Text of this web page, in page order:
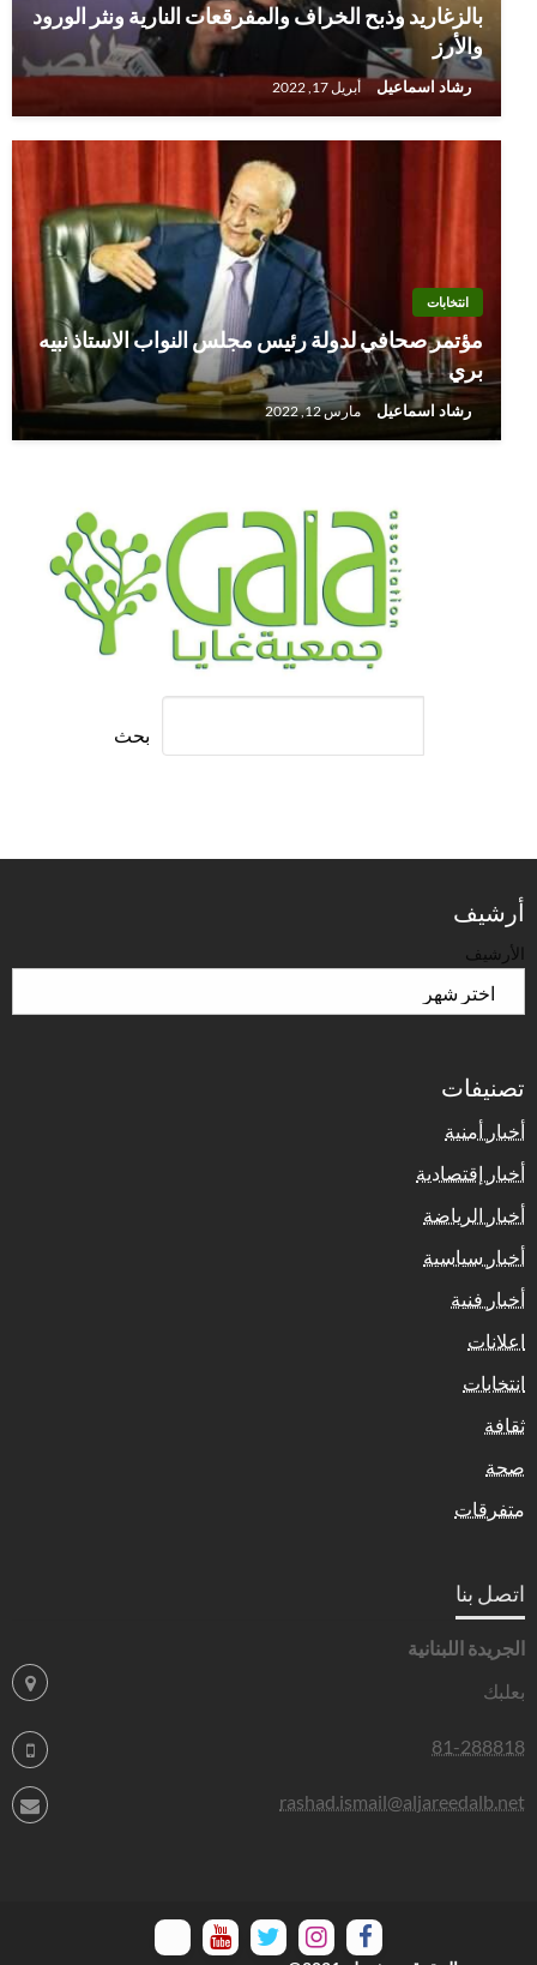
بالزغاريد وذبح الخراف والمفرقعات النارية ونثر الورود
والأرز
رشاد اسماعيل أبريل 17, 2022
انتخابات
مؤتمر صحافي لدولة رئيس مجلس النواب الاستاذ نبيه
بري
رشاد اسماعيل مارس 12, 2022
بحث
أرشيف
الأرشيف
تصنيفات
أخبار أمنية
أخبار إقتصادية
أخبار الرياضة
أخبار سياسية
أخبار فنية
اعلانات
انتخابات
ثقافة
صحة
متفرقات
اتصل بنا
الجريدة اللبنانية
بعلبك
81-288818
rashad.ismail@aljareedalb.net